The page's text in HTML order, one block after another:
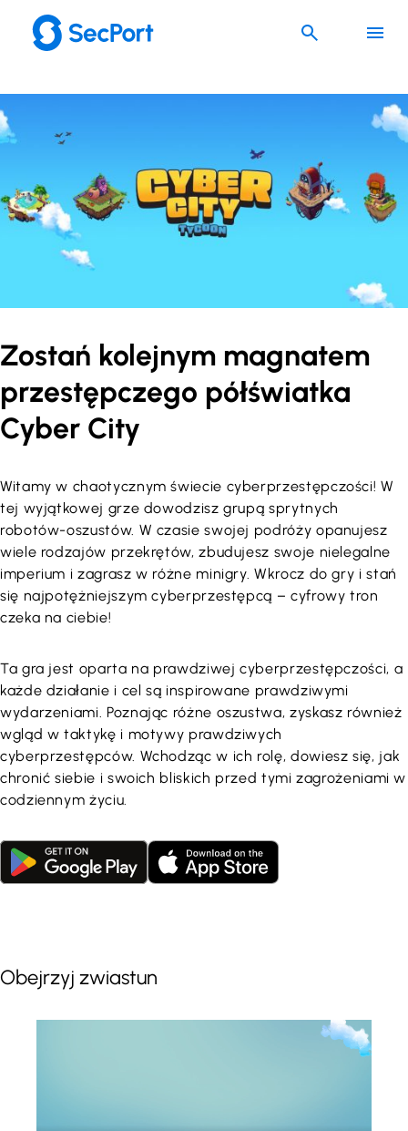
Zostań kolejnym magnatem
przestępczego półświatka
Cyber City
Witamy w chaotycznym świecie cyberprzestępczości! W
tej wyjątkowej grze dowodzisz grupą sprytnych
robotów-oszustów. W czasie swojej podróży opanujesz
wiele rodzajów przekrętów, zbudujesz swoje nielegalne
imperium i zagrasz w różne minigry. Wkrocz do gry i stań
się najpotężniejszym cyberprzestępcą – cyfrowy tron
czeka na ciebie!
Ta gra jest oparta na prawdziwej cyberprzestępczości, a
każde działanie i cel są inspirowane prawdziwymi
wydarzeniami. Poznając różne oszustwa, zyskasz również
wgląd w taktykę i motywy prawdziwych
cyberprzestępców. Wchodząc w ich rolę, dowiesz się, jak
chronić siebie i swoich bliskich przed tymi zagrożeniami w
codziennym życiu.
Obejrzyj zwiastun